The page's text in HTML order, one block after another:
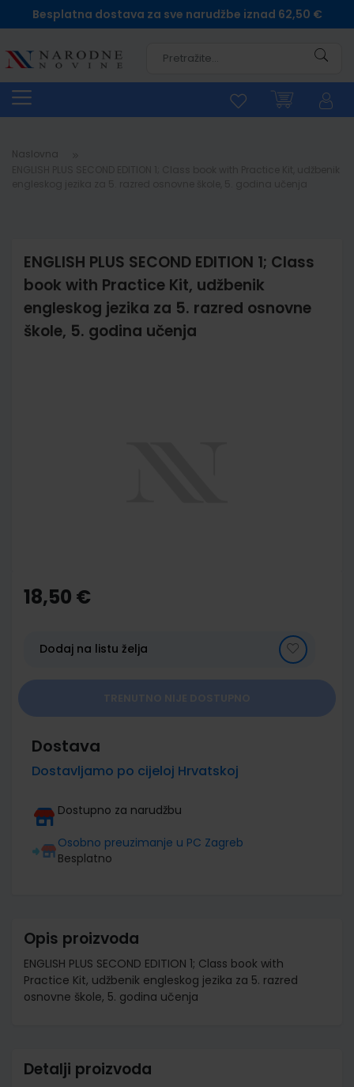
Besplatna dostava za sve narudžbe iznad 62,50 €
Naslovna
ENGLISH PLUS SECOND EDITION 1; Class
book with Practice Kit, udžbenik
engleskog jezika za 5. razred osnovne
škole, 5. godina učenja
the
beginning
gallery
18,50 €
Dodaj na listu želja
Dostava
Dostavljamo po cijeloj Hrvatskoj
Dostupno za narudžbu
Osobno preuzimanje u PC Zagreb
Besplatno
Opis proizvoda
ENGLISH PLUS SECOND EDITION 1; Class book with
Practice Kit, udžbenik engleskog jezika za 5. razred
osnovne škole, 5. godina učenja
Detalji proizvoda